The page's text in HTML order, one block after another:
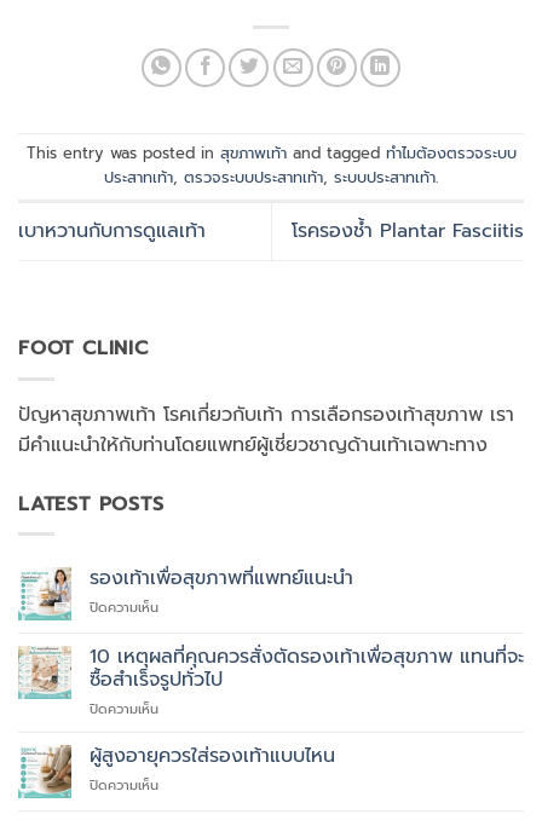
This entry was posted in สุขภาพเท้าand tagged ทำไมต้องตรวจระบบ
ประสาทเท้า, ตรวจระบบประสาทเท้า, ระบบประสาทเท้า.
เบาหวานกับการดูแลเท้า โรครองช้ำ Plantar Fasciitis
FOOT CLINIC
ปัญหาสุขภาพเท้า โรคเกี่ยวกับเท้า การเลือกรองเท้าสุขภาพ เรา
มีคำแนะนำให้กับท่านโดยแพทย์ผู้เชี่ยวชาญด้านเท้าเฉพาะทาง
LATEST POSTS
รองเท้าเพื่อสุขภาพที่แพทย์แนะนำ
ปิดความเห็นบน
เพื่อ
สุขภาพ
ที่
แพทย์
10 เหตุผลที่คุณควรสั่งตัดรองเท้าเพื่อสุขภาพ แทนที่จะ
ซื้อสำเร็จรูปทั่วไป
ปิดความเห็นบน
เหตุผล
คุณ
ผู้สูงอายุควรใส่รองเท้าแบบไหน
ปิดความเห็นบน